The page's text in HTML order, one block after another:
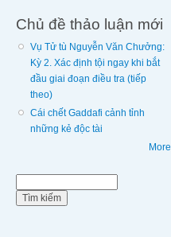
Chủ đề thảo luận mới
Vụ Tử tù Nguyễn Văn Chưởng:
Kỳ 2. Xác định tội ngay khi bắt
đầu giai đoạn điều tra (tiếp
theo)
Cái chết Gaddafi cảnh tỉnh
những kẻ độc tài
More